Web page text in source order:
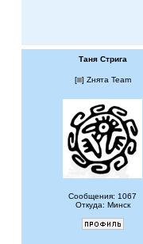
Таня Стрига
[ ] Zнята Team
Сообщения: 1067
Откуда: Минск